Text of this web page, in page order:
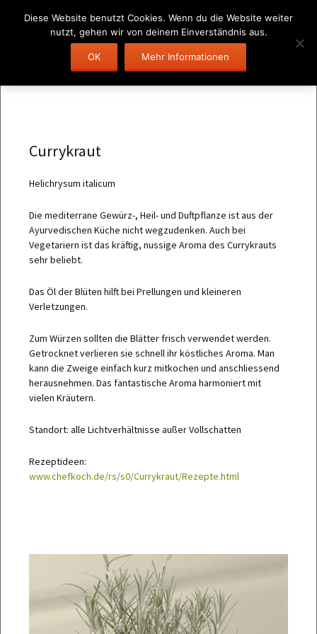
Inhalt
Currykraut
Helichrysum italicum
Die mediterrane Gewürz-, Heil- und Duftpflanze ist aus der
Ayurvedischen Küche nicht wegzudenken. Auch bei
Vegetariern ist das kräftig, nussige Aroma des Currykrauts
sehr beliebt.
Das Öl der Blüten hilft bei Prellungen und kleineren
Verletzungen.
Zum Würzen sollten die Blätter frisch verwendet werden.
Getrocknet verlieren sie schnell ihr köstliches Aroma. Man
kann die Zweige einfach kurz mitkochen und anschliessend
herausnehmen. Das fantastische Aroma harmoniert mit
vielen Kräutern.
Standort: alle Lichtverhältnisse außer Vollschatten
Rezeptideen:
www.chefkoch.de/rs/s0/Currykraut/Rezepte.html
Diese Website benutzt Cookies. Wenn du die Website weiter
nutzt, gehen wir von deinem Einverständnis aus.
OK Mehr Informationen